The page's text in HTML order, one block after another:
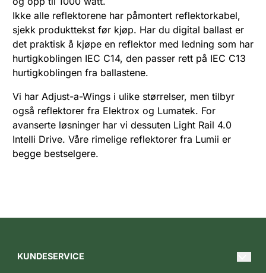
Ikke alle reflektorene har påmontert reflektorkabel,
sjekk produkttekst før kjøp. Har du digital ballast er
det praktisk å kjøpe en reflektor med ledning som har
hurtigkoblingen IEC C14, den passer rett på IEC C13
hurtigkoblingen fra ballastene.
Vi har Adjust-a-Wings i ulike størrelser, men tilbyr
også reflektorer fra Elektrox og Lumatek. For
avanserte løsninger har vi dessuten Light Rail 4.0
Intelli Drive. Våre rimelige reflektorer fra Lumii er
begge bestselgere.
KUNDESERVICE